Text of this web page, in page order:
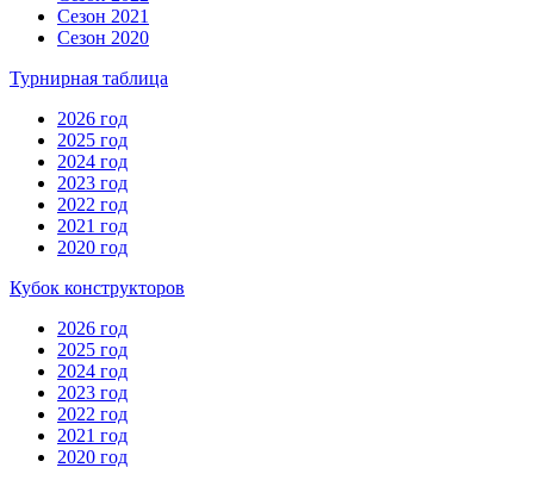
Сезон 2021
Сезон 2020
Турнирная таблица
2026 год
2025 год
2024 год
2023 год
2022 год
2021 год
2020 год
Кубок конструкторов
2026 год
2025 год
2024 год
2023 год
2022 год
2021 год
2020 год